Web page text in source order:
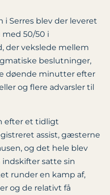
i Serres blev der leveret
50/50 i
der vekslede mellem
beslutninger,
døende minutter efter
og flere advarsler til
efter et tidligt
assist, gæsterne
og det hele blev
indskifter satte sin
runder en kamp af,
og de relativt få